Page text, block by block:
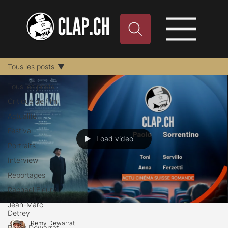
Tous les posts
Critique de film
Actualité
Festival
Portraits
Interview
Reportages
Raphael Fleury
Jean-Marc
Detrey
Tous les posts
Load video
Remy Dewarrat